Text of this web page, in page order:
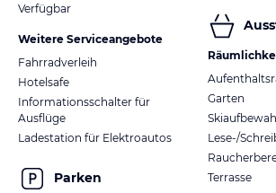
Verfügbar
Weitere Serviceangebote
Fahrradverleih
Hotelsafe
Informationsschalter für
Ausflüge
Ladestation für Elektroautos
Parken
Garten
Lese-/
Terrasse